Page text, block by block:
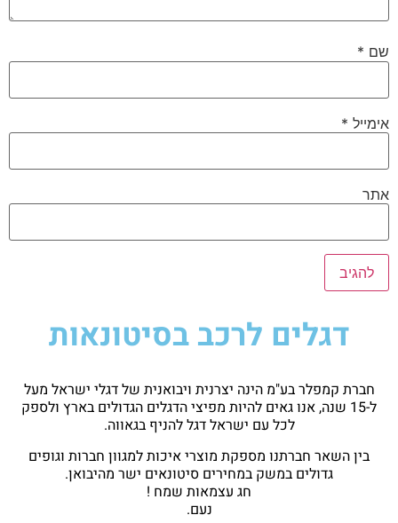
שם *
אימייל *
אתר
דגלים לרכב בסיטונאות
חברת קמפלר בע"מ הינה יצרנית ויבואנית של דגלי ישראל מעל
ל-15 שנה, אנו גאים להיות מפיצי הדגלים הגדולים בארץ ולספק
לכל עם ישראל דגל להניף בגאווה.
בין השאר חברתנו מספקת מוצרי איכות למגוון חברות וגופים
גדולים במשק במחירים סיטונאים ישר מהיבואן.
חג עצמאות שמח !
נעם.